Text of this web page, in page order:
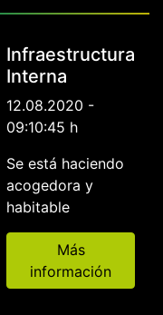
Infraestructura
Interna
12.08.2020 -
09:10:45 h
Se está haciendo
acogedora y
habitable
Más
información